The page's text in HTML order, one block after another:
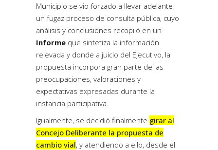
Municipio se vio forzado a llevar adelante
un fugaz proceso de consulta pública, cuyo
análisis y conclusiones recopiló en un
Informe que sintetiza la información
relevada y donde a juicio del Ejecutivo, la
propuesta incorpora gran parte de las
preocupaciones, valoraciones y
expectativas expresadas durante la
instancia participativa.
Igualmente, se decidió finalmente girar al
Concejo Deliberante la propuesta de
cambio vial, y atendiendo a ello, desde el